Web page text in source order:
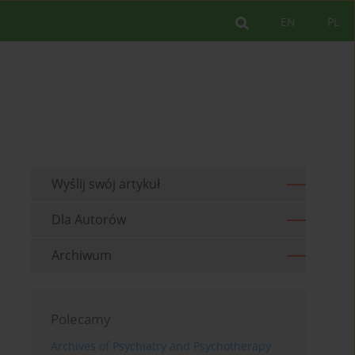
PL
EN
Wyślij swój artykuł
Dla Autorów
Archiwum
Polecamy
Archives of Psychiatry and Psychotherapy